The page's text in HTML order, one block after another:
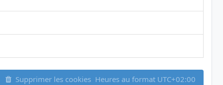
Supprimer les cookies Heures au format UTC+02:00